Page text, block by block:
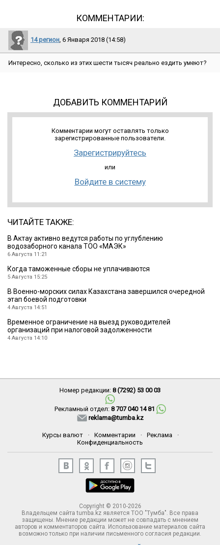
КОММЕНТАРИИ:
14 регион, 6 Января 2018 (14:58)
Интересно, сколько из этих шести тысяч реально ездить умеют?
ДОБАВИТЬ КОММЕНТАРИЙ
Комментарии могут оставлять только
зарегистрированные пользователи.
Зарегистрируйтесь
или
Войдите в систему
ЧИТАЙТЕ ТАКЖЕ:
В Актау активно ведутся работы по углублению
водозаборного канала ТОО «МАЭК»
6 Августа 11:21
Когда таможенные сборы не уплачиваются
5 Августа 15:25
В Военно-морских силах Казахстана завершился очередной
этап боевой подготовки
4 Августа 14:51
Временное ограничение на выезд руководителей
организаций при налоговой задолженности
4 Августа 14:10
Номер редакции: 8 (7292) 53 00 03
Рекламный отдел: 8 707 040 14 81
reklama@tumba.kz
Курсы валют · Комментарии · Реклама
·
Конфиденциальность
Copyright © 2010-2026
Владельцем сайта tumba.kz является ТОО "Тумба". Все права
защищены. Мнение редакции может не совпадать с мнением
авторов и комментаторов сайта. Использование материалов сайта
возможно только при наличии письменного согласия редакции.